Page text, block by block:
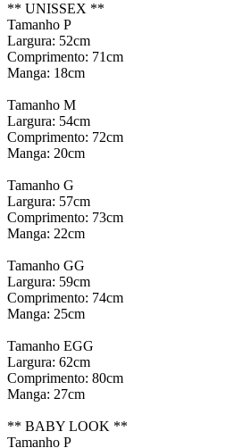
** UNISSEX **
Tamanho P
Largura: 52cm
Comprimento: 71cm
Manga: 18cm
Tamanho M
Largura: 54cm
Comprimento: 72cm
Manga: 20cm
Tamanho G
Largura: 57cm
Comprimento: 73cm
Manga: 22cm
Tamanho GG
Largura: 59cm
Comprimento: 74cm
Manga: 25cm
Tamanho EGG
Largura: 62cm
Comprimento: 80cm
Manga: 27cm
** BABY LOOK **
Tamanho P